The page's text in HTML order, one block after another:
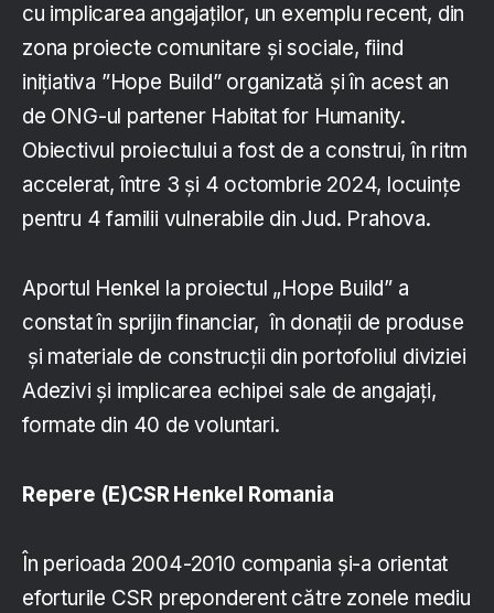
cu implicarea angajaților, un exemplu recent, din
zona proiecte comunitare și sociale, fiind
inițiativa ”Hope Build” organizată și în acest an
de ONG-ul partener Habitat for Humanity.
Obiectivul proiectului a fost de a construi, în ritm
accelerat, între 3 și 4 octombrie 2024, locuințe
pentru 4 familii vulnerabile din Jud. Prahova.
Aportul Henkel la proiectul „Hope Build” a
constat în sprijin financiar, în donații de produse
și materiale de construcții din portofoliul diviziei
Adezivi și implicarea echipei sale de angajați,
formate din 40 de voluntari.
Repere (E)CSR Henkel Romania
În perioada 2004-2010 compania și-a orientat
eforturile CSR preponderent către zonele mediu